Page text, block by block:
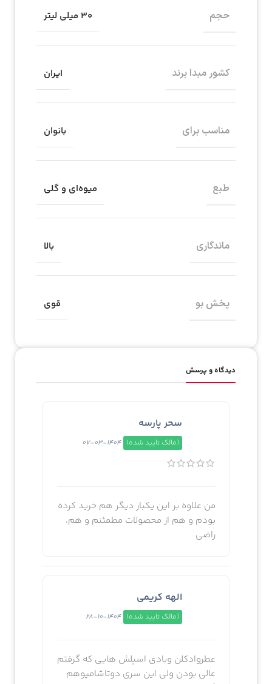
حجم ۳۰ میلی لیتر
کشور مبدا برند ایران
مناسب برای بانوان
طبع میوه‌ای و گلی
ماندگاری بالا
پخش بو قوی
دیدگاه و پرسش
سحر پارسه
(مالک تایید شده) 1404-03-07
من علاوه بر این یکبار دیگر هم خرید کرده
بودم و هم از محصولات مطمئنم و هم،
راضی
الهه کریمی
(مالک تایید شده) 1404-10-28
عطروادکلن وبادی اسپلش هایی که گرفتم
عالی بودن ولی این سری دوتاشامپوهم